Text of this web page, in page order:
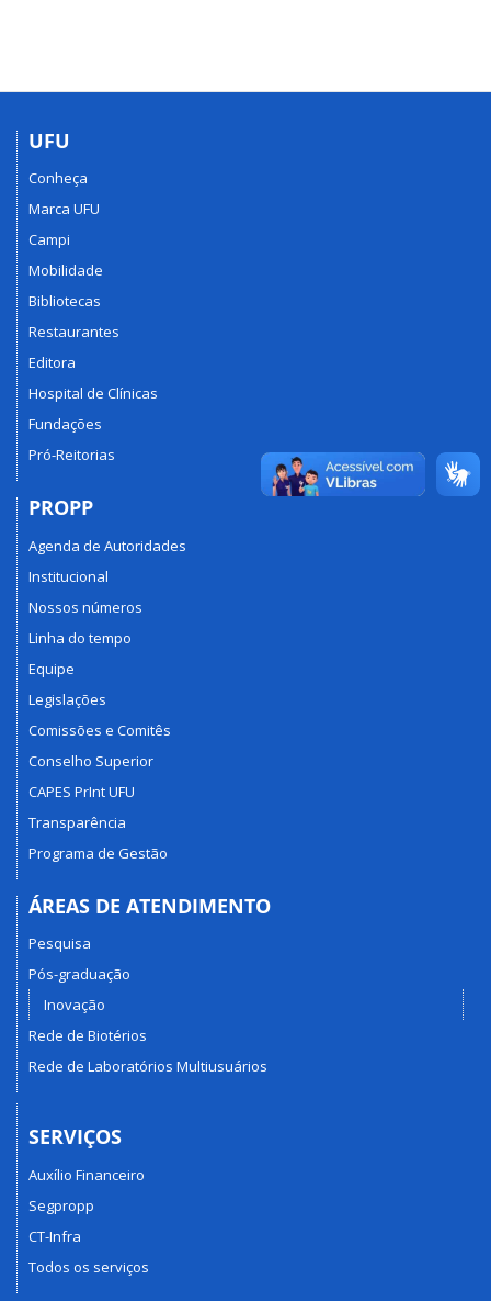
UFU
Conheça
Marca UFU
Campi
Mobilidade
Bibliotecas
Restaurantes
Editora
Hospital de Clínicas
Fundações
Pró-Reitorias
PROPP
Agenda de Autoridades
Institucional
Nossos números
Linha do tempo
Equipe
Legislações
Comissões e Comitês
Conselho Superior
CAPES PrInt UFU
Transparência
Programa de Gestão
ÁREAS DE ATENDIMENTO
Pesquisa
Pós-graduação
Inovação
Rede de Biotérios
Rede de Laboratórios Multiusuários
SERVIÇOS
Auxílio Financeiro
Segpropp
CT-Infra
Todos os serviços